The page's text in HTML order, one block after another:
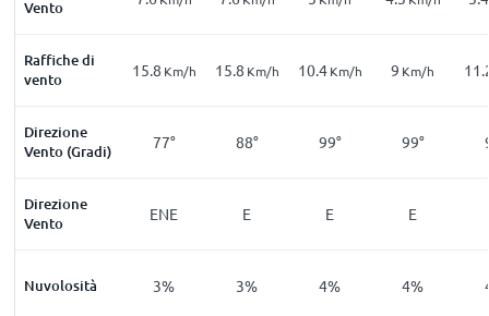
Vento
Raffiche di
vento
15.8 Km/h 15.8 Km/h 10.4Km/h 9 Km/h
Direzione
Vento (Gradi)
77° 88° 99° 99°
Direzione
Vento
ENE E E E
Nuvolosità 3% 3% 4% 4%